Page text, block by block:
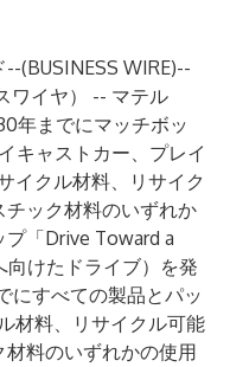
--(BUSINESS WIRE)--
ワイヤ） -- マテル
年までにマッチボッ
キャストカー、プレイ
イクル材料、リサイク
ック材料のいずれか
「Drive Toward a
けたドライブ）を発
にすべての製品とパッ
材料、リサイクル可能
料のいずれかの使用